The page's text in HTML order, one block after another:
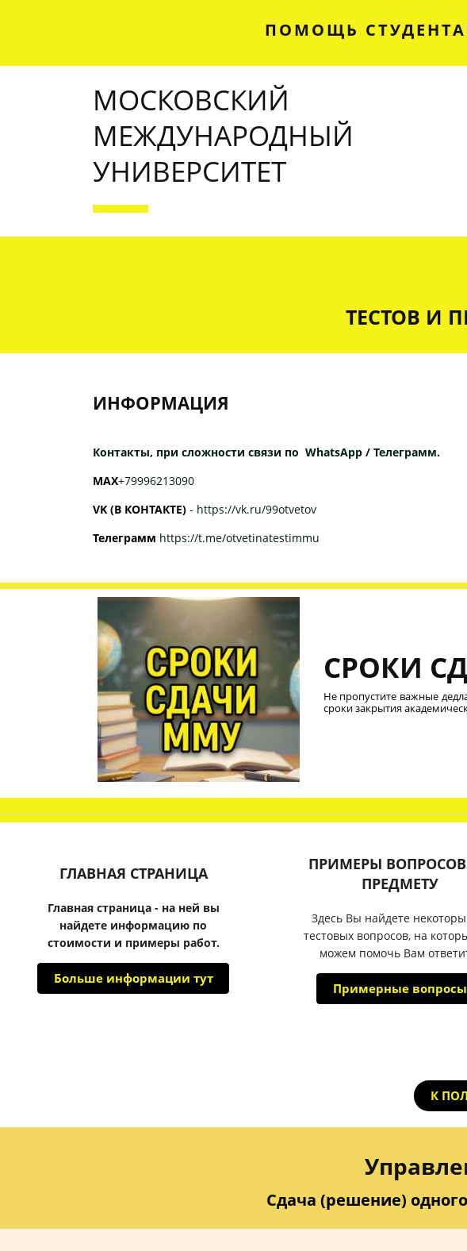
ПОМОЩЬ
МОСКОВСКИЙ
МЕЖДУНАРОДНЫЙ
УНИВЕРСИТЕТ
ТЕСТОВ И
ИНФОРМАЦИЯ
Контакты, при сложности связи по WhatsApp / Телеграмм.
МАХ+79996213090
VK (В КОНТАКТЕ) - https://vk.ru/99otvetov
Телеграмм https://t.me/otvetinatestimmu
СРОКИ
Не пропустите важные
сроки закрытия
ГЛАВНАЯ СТРАНИЦА
Главная страница - на ней вы
найдете информацию по
стоимости и примеры работ.
Больше информации тут
ПРИМЕРЫ
ПРЕДМЕТУ
Здесь Вы найдете
тестовых вопросов, на
можем помочь Вам
Примерные вопросы
К
Сдача (решение)